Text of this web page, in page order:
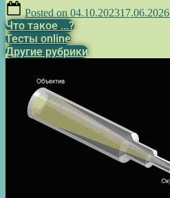
Posted on 04.10.202317.06.2026
Что такое ...?
Тесты online
Другие рубрики